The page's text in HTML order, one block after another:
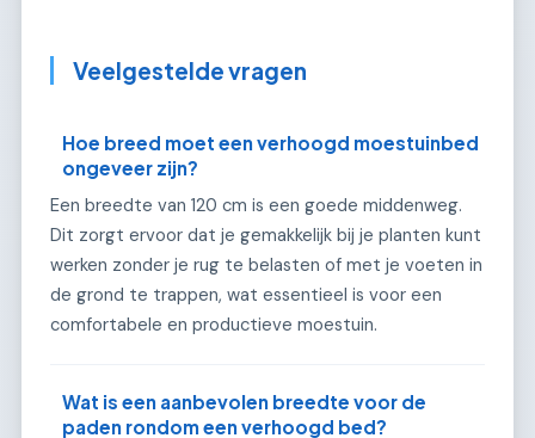
Veelgestelde vragen
Hoe breed moet een verhoogd moestuinbed
ongeveer zijn?
Een breedte van 120 cm is een goede middenweg.
Dit zorgt ervoor dat je gemakkelijk bij je planten kunt
werken zonder je rug te belasten of met je voeten in
de grond te trappen, wat essentieel is voor een
comfortabele en productieve moestuin.
Wat is een aanbevolen breedte voor de
paden rondom een verhoogd bed?